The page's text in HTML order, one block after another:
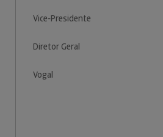
Vice-Presidente
Diretor Geral
Vogal